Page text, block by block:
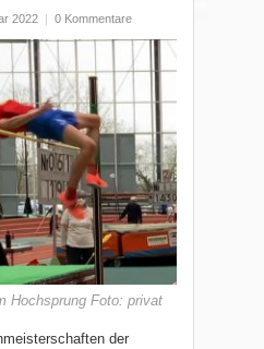
2022 0 Kommentare
Hochsprung Foto: privat
der